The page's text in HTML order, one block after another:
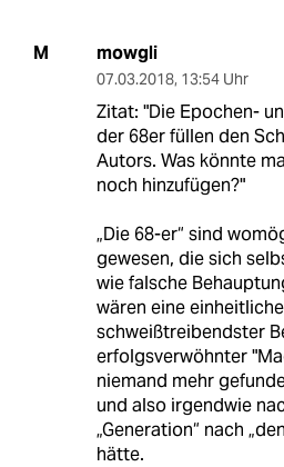
M mowgli
07.03.2018, 13:54 Uhr
Zitat: "Die Epochen-
der 68er füllen den
Autors. Was könnte
noch hinzufügen?"
„Die 68-er“ sind
gewesen, die sich
wie falsche
wären eine
schweißtreibendster
erfolgsverwöhnter
niemand mehr
und also irgendwie
„Generation“ nach
hätte.